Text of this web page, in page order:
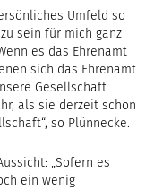
Umfeld so
sein für mich ganz
es das Ehrenamt
sich das Ehrenamt
Gesellschaft
als sie derzeit schon
so Plünnecke.
„Sofern es
ein wenig